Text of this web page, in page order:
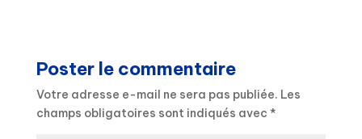
Poster le commentaire
Votre adresse e-mail ne sera pas publiée. Les
champs obligatoires sont indiqués avec *